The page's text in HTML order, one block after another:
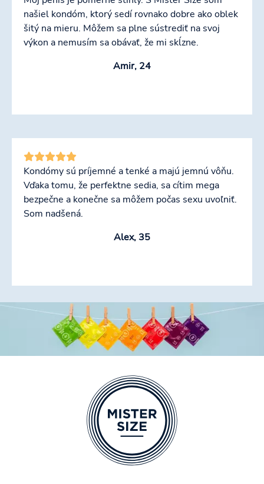
našiel kondóm, ktorý sedí rovnako dobre ako oblek
šitý na mieru. Môžem sa plne sústrediť na svoj
výkon a nemusím sa obávať, že mi skĺzne.
Amir, 24
Kondómy sú príjemné a tenké a majú jemnú vôňu.
Vďaka tomu, že perfektne sedia, sa cítim mega
bezpečne a konečne sa môžem počas sexu uvoľniť.
Som nadšená.
Alex, 35